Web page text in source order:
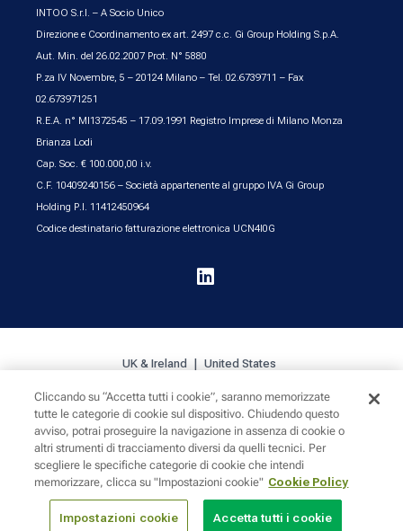
INTOO S.r.l. – A Socio Unico
Direzione e Coordinamento ex art. 2497 c.c. Gi Group Holding S.p.A.
Aut. Min. del 26.02.2007 Prot. N° 5880
P.za IV Novembre, 5 – 20124 Milano – Tel. 02.6739711 – Fax
02.673971251
R.E.A. n° MI1372545 – 17.09.1991 Registro Imprese di Milano Monza
Brianza Lodi
Cap. Soc. € 100.000,00 i.v.
C.F. 10409240156 – Società appartenente al gruppo IVA Gi Group
Holding P.I. 11412450964
Codice destinatario fatturazione elettronica UCN4I0G

UK & Ireland United States
Cookie Policy Privacy Sitemap
Cliccando su “Accetta tutti i cookie”, saranno memorizzate
tutte le categorie di cookie sul dispositivo. Chiudendo questo
avviso, potrai proseguire la navigazione in assenza di cookie o
altri strumenti di tracciamento diversi da quelli tecnici. Per
scegliere le specifiche categorie di cookie che intendi
memorizzare, clicca su "Impostazioni cookie" Cookie Policy
Impostazioni cookie Accetta tutti i cookie